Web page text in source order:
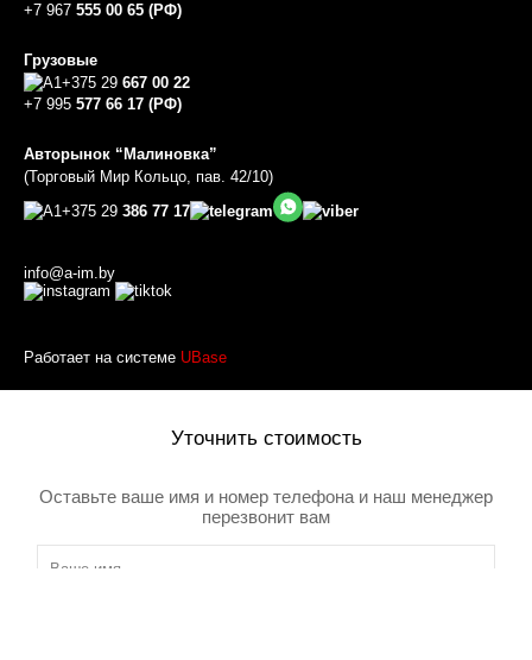
+7 967 555 00 65 (РФ)
Грузовые
+375 29 667 00 22
+7 995 577 66 17 (РФ)
Авторынок “Малиновка”
(Торговый Мир Кольцо, пав. 42/10)
+375 29 386 77 17
info@a-im.by
Работает на системе UBase
Уточнить стоимость
Оставьте ваше имя и номер телефона и наш менеджер
перезвонит вам